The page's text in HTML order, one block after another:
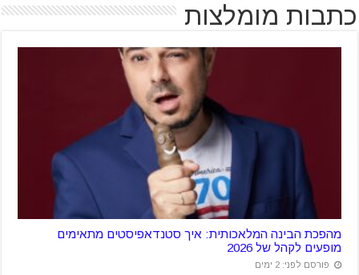
כתבות מומלצות
מהפכת הבינה המלאכותית: איך סטנדאפיסטים מתאימים
מופעים לקהל של 2026
פורסם לפני: 2 ימים